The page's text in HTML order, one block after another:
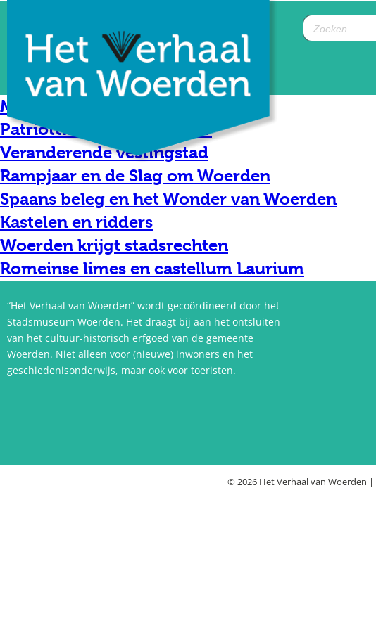
Militair Magazijn in Het Kasteel
Patriottisch hoofdkwartier
Veranderende vestingstad
Rampjaar en de Slag om Woerden
Spaans beleg en het Wonder van Woerden
Kastelen en ridders
Woerden krijgt stadsrechten
Romeinse limes en castellum Laurium
“Het Verhaal van Woerden” wordt gecoördineerd door het
Stadsmuseum Woerden. Het draagt bij aan het ontsluiten
van het cultuur-historisch erfgoed van de gemeente
Woerden. Niet alleen voor (nieuwe) inwoners en het
geschiedenisonderwijs, maar ook voor toeristen.
©2026 Het Verhaal van Woerden |